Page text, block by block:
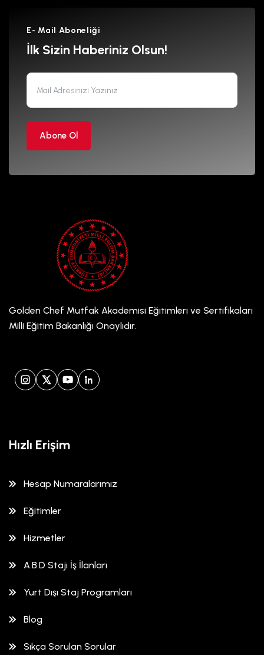
E- Mail Aboneliği
İlk Sizin Haberiniz Olsun!
Abone Ol
Golden Chef Mutfak Akademisi Eğitimleri ve Sertifikaları
Milli Eğitim Bakanlığı Onaylıdır.
Instagram
X (Twitter)
YouTubeLinkedIn
Hızlı Erişim
Hesap Numaralarımız
Eğitimler
Hizmetler
A.B.D Stajı İş İlanları
Yurt Dışı Staj Programları
Blog
Sıkça Sorulan Sorular